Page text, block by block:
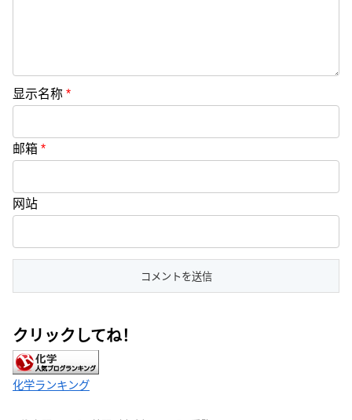
显示名称 *
邮箱 *
网站
クリックしてね！
化学ランキング